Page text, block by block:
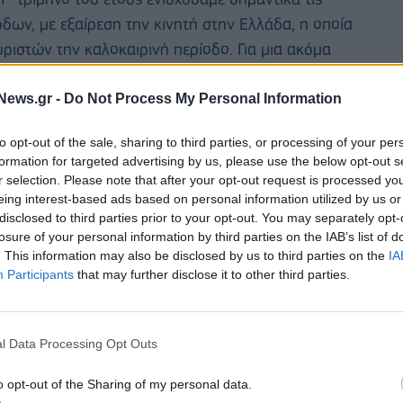
- Do Not Process My Personal Information
opt-out of the sale, sharing to third parties, or processing of your
for targeted advertising by us, please use the below opt-out
selection. Please note that after your opt-out request is processed
interest-based ads based on personal information utilized by us
to third parties prior to your opt-out. You may separately
of your personal information by third parties on the IAB’s list of
This information may also be disclosed by us to third parties on the
Participants that may further disclose it to other third parties.
Data Processing Opt Outs
opt-out of the Sharing of my personal data.
με εξαίρεση την κινητή στην Ελλάδα, η οποία
την καλοκαιρινή περίοδο. Για μια ακόμα
και τα έργα ICT συνέβαλε στην
αποδείχθηκε, επίσης, ανθεκτική, τόσο στο
μέλος της οικογένειας του Ομίλου ΟΤΕ για τα
δέσμευση όλων, μπορούμε να αντιμετωπίσουμε
επόμενους μήνες λόγω της πανδημίας και των
τις αγορές μας».
ανακοινώσαμε την πώληση του ποσοστού που
Πρόκειται για μια στρατηγική απόφαση με
μέρη. Ο μετασχηματισμός των
μας. Από τις αρχές του επόμενου έτους, όλο
100% θυγατρικές εταιρείες του
σε ένα σύγχρονο, εξαιρετικά ευέλικτο
το οικονομικό προφίλ και τις προοπτικές